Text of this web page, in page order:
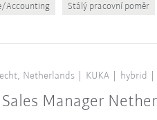
Accounting Stálý pracovní poměr
Netherlands KUKA hybrid
Manager